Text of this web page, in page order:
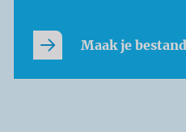
Maak je